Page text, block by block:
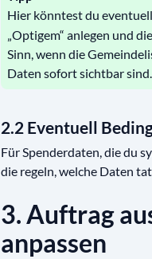
Hier könntest du
„Optigem“ anlegen und
Sinn, wenn die
Daten sofort sichtbar sind.
2.2 Eventuell
Für Spenderdaten, die du
die regeln, welche Daten
3. Auftrag
anpassen